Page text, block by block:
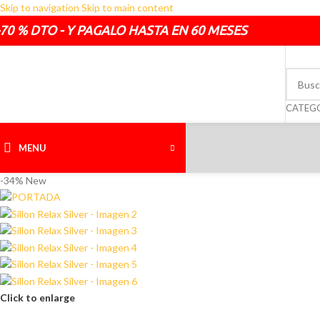
Skip to navigation Skip to main content
692.681.319
% DTO - Y PAGALO HASTA EN 60 MESES
MENU
-34% New
Click to enlarge